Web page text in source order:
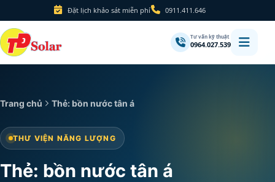
Đặt lịch khảo sát miễn phí 0911.411.646
Tư vấn kỹ thuật
0964.027.539
Trang chủ Thẻ: bồn nước tân á
THƯ VIỆN NĂNG LƯỢNG
Thẻ: bồn nước tân á